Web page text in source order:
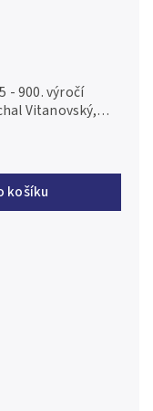
košíku
- 900. výročí
Vitanovský,
Ag 0,925,